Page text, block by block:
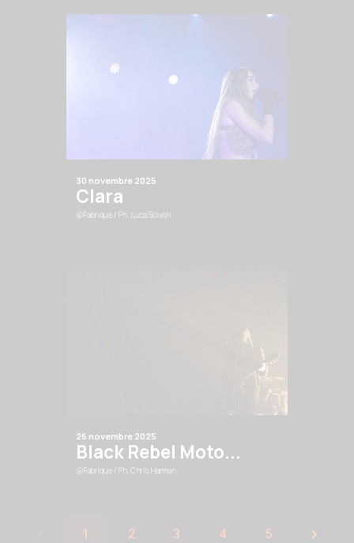
30 novembre 2025
Clara
@Fabrique / Ph. Luca Scivoli
26 novembre 2025
Black Rebel Moto...
@Fabrique / Ph. Chris Harman
1 2 3 4 5